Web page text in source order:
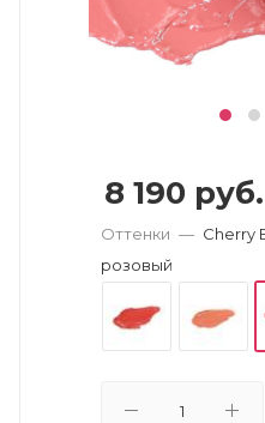
8 190 руб.
Оттенки — Cherry
розовый